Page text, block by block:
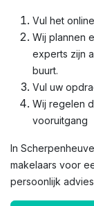
Vul het
Wij plannen
experts zijn
buurt.
Vul uw
Wij regelen
vooruitgang
In
makelaars voor
persoonlijk